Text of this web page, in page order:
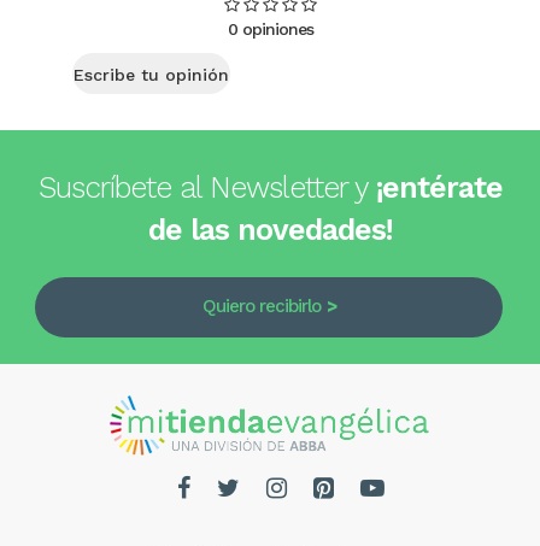
0 opiniones
Escribe tu opinión
Suscríbete al Newsletter y ¡entérate
de las novedades!
Quiero recibirlo